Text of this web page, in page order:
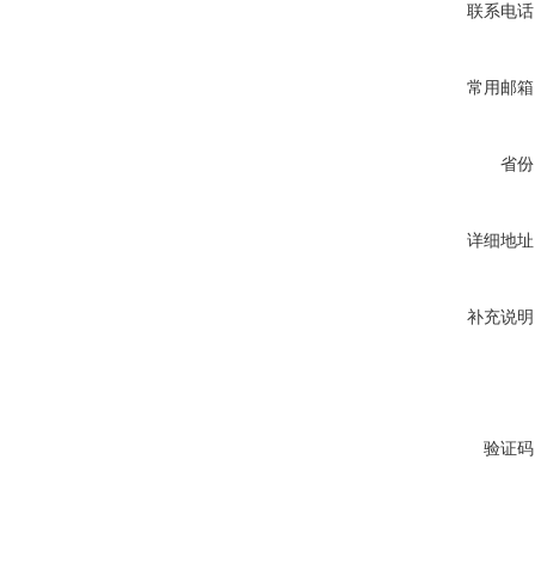
联系电
常用邮
省
详细地
补充说
验证